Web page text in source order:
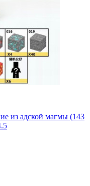
из адской магмы (143